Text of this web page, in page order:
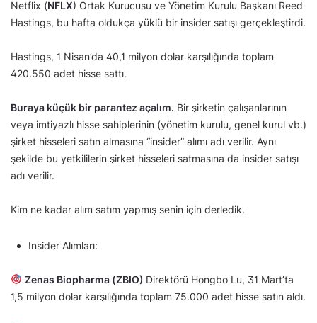
Netflix (NFLX) Ortak Kurucusu ve Yönetim Kurulu Başkanı Reed
Hastings, bu hafta oldukça yüklü bir insider satışı gerçekleştirdi.
Hastings, 1 Nisan’da 40,1 milyon dolar karşılığında toplam
420.550 adet hisse sattı.
Buraya küçük bir parantez açalım. Bir şirketin çalışanlarının
veya imtiyazlı hisse sahiplerinin (yönetim kurulu, genel kurul vb.)
şirket hisseleri satın almasına “insider” alımı adı verilir. Aynı
şekilde bu yetkililerin şirket hisseleri satmasına da insider satışı
adı verilir.
Kim ne kadar alım satım yapmış senin için derledik.
Insider Alımları:
Zenas Biopharma (ZBIO) Direktörü Hongbo Lu, 31 Mart’ta
1,5 milyon dolar karşılığında toplam 75.000 adet hisse satın aldı.